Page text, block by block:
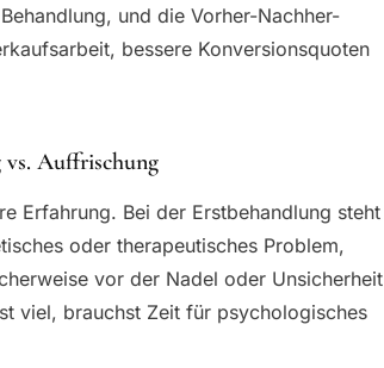
und die Vorher-Nachher-
bessere Konversionsquoten
vs. Auffrischung
Erfahrung. Bei der Erstbehandlung steht
oder therapeutisches Problem,
vor der Nadel oder Unsicherheit
viel, brauchst Zeit für psychologisches